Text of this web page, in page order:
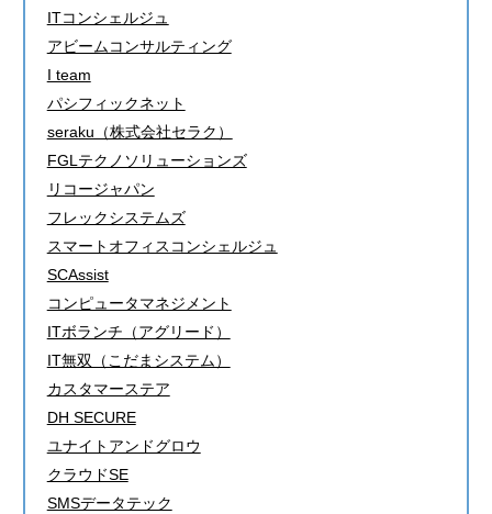
ITコンシェルジュ
アビームコンサルティング
I team
パシフィックネット
seraku（株式会社セラク）
FGLテクノソリューションズ
リコージャパン
フレックシステムズ
スマートオフィスコンシェルジュ
SCAssist
コンピュータマネジメント
ITボランチ（アグリード）
IT無双（こだまシステム）
カスタマーステア
DH SECURE
ユナイトアンドグロウ
クラウドSE
SMSデータテック